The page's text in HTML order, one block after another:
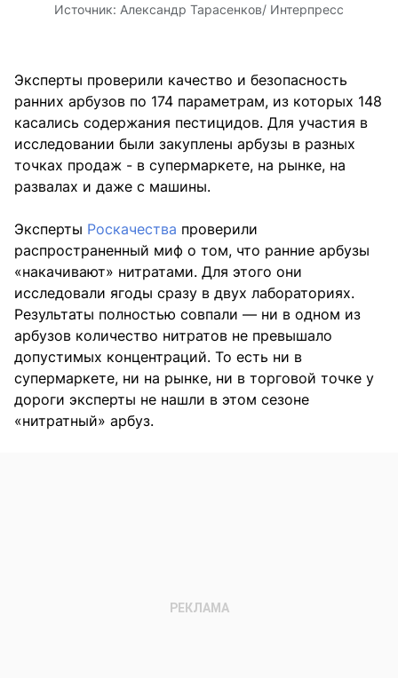
Источник: Александр Тарасенков/ Интерпресс
Эксперты проверили качество и безопасность
ранних арбузов по 174 параметрам, из которых 148
касались содержания пестицидов. Для участия в
исследовании были закуплены арбузы в разных
точках продаж - в супермаркете, на рынке, на
развалах и даже с машины.
Эксперты Роскачества проверили
распространенный миф о том, что ранние арбузы
«накачивают» нитратами. Для этого они
исследовали ягоды сразу в двух лабораториях.
Результаты полностью совпали — ни в одном из
арбузов количество нитратов не превышало
допустимых концентраций. То есть ни в
супермаркете, ни на рынке, ни в торговой точке у
дороги эксперты не нашли в этом сезоне
«нитратный» арбуз.